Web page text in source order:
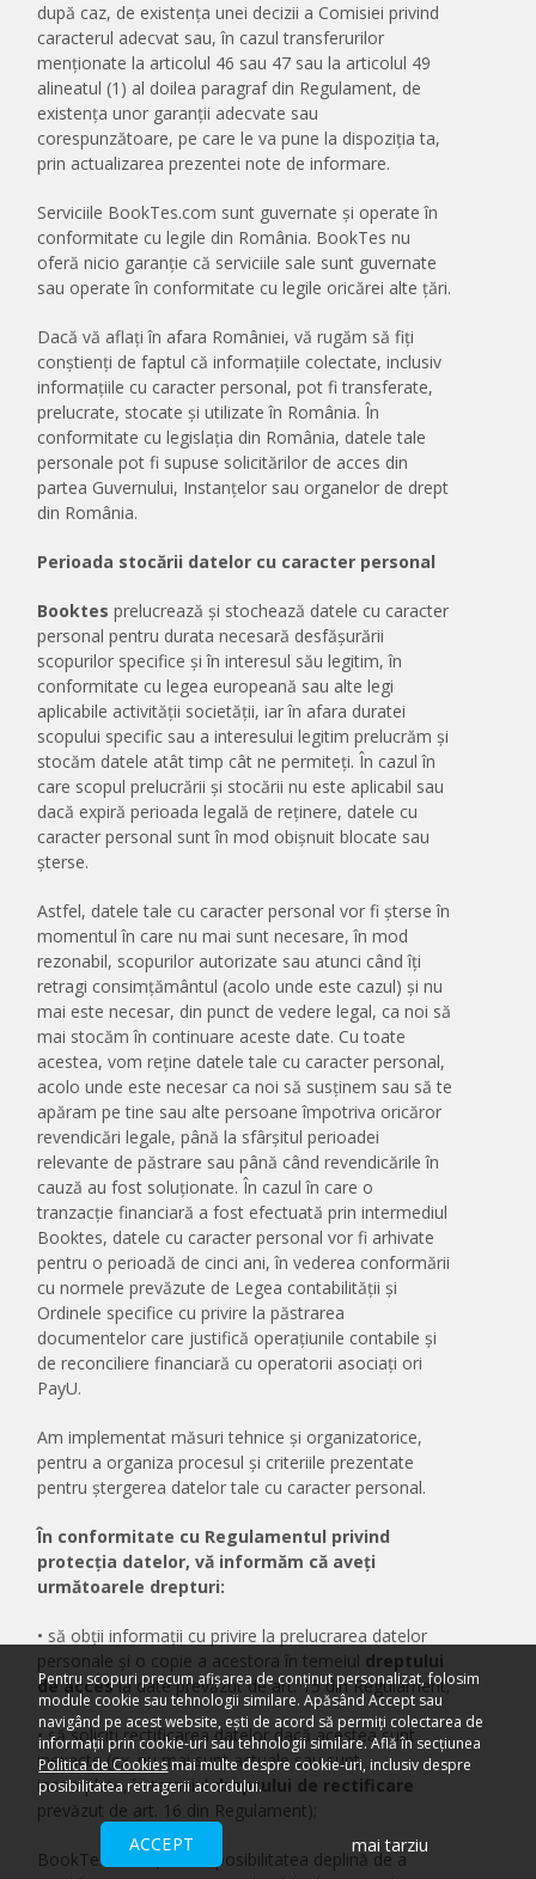
după caz, de existența unei decizii a Comisiei privind
caracterul adecvat sau, în cazul transferurilor
menționate la articolul 46 sau 47 sau la articolul 49
alineatul (1) al doilea paragraf din Regulament, de
existența unor garanții adecvate sau
corespunzătoare, pe care le va pune la dispoziția ta,
prin actualizarea prezentei note de informare.
Serviciile BookTes.com sunt guvernate și operate în
conformitate cu legile din România. BookTes nu
oferă nicio garanție că serviciile sale sunt guvernate
sau operate în conformitate cu legile oricărei alte țări.
Dacă vă aflați în afara României, vă rugăm să fiți
conștienți de faptul că informațiile colectate, inclusiv
informațiile cu caracter personal, pot fi transferate,
prelucrate, stocate și utilizate în România. În
conformitate cu legislația din România, datele tale
personale pot fi supuse solicitărilor de acces din
partea Guvernului, Instanțelor sau organelor de drept
din România.
Perioada stocării datelor cu caracter personal
Booktesprelucrează și stochează datele cu caracter
personal pentru durata necesară desfășurării
scopurilor specifice și în interesul său legitim, în
conformitate cu legea europeană sau alte legi
aplicabile activității societății, iar în afara duratei
scopului specific sau a interesului legitim prelucrăm și
stocăm datele atât timp cât ne permiteți. În cazul în
care scopul prelucrării și stocării nu este aplicabil sau
dacă expiră perioada legală de reținere, datele cu
caracter personal sunt în mod obișnuit blocate sau
șterse.
Astfel, datele tale cu caracter personal vor fi șterse în
momentul în care nu mai sunt necesare, în mod
rezonabil, scopurilor autorizate sau atunci când îți
retragi consimțământul (acolo unde este cazul) și nu
mai este necesar, din punct de vedere legal, ca noi să
mai stocăm în continuare aceste date. Cu toate
acestea, vom reține datele tale cu caracter personal,
acolo unde este necesar ca noi să susținem sau să te
apăram pe tine sau alte persoane împotriva oricăror
revendicări legale, până la sfârșitul perioadei
relevante de păstrare sau până când revendicările în
cauză au fost soluționate. În cazul în care o
tranzacție financiară a fost efectuată prin intermediul
Booktes, datele cu caracter personal vor fi arhivate
pentru o perioadă de cinci ani, în vederea conformării
cu normele prevăzute de Legea contabilității și
Ordinele specifice cu privire la păstrarea
documentelor care justifică operațiunile contabile și
de reconciliere financiară cu operatorii asociați ori
PayU.
Am implementat măsuri tehnice și organizatorice,
pentru a organiza procesul și criteriile prezentate
pentru ștergerea datelor tale cu caracter personal.
În conformitate cu Regulamentul privind
protecția datelor, vă informăm că aveți
următoarele drepturi:
• să obții informații cu privire la prelucrarea datelor
personale și o copie a acestora în temeiul dreptului
de accesla date prevăzut de art. 15 din Regulament;
• să soliciți rectificarea datelor dacă acestea sunt
inexacte (ex. nu mai sunt actuale sau sunt
incomplete, în temeiuldreptului de rectificare
prevăzut de art. 16 din Regulament);
BookTes.com îți oferă posibilitatea deplină de a
Pentru scopuri precum afișarea de conținut personalizat, folosim
module cookie sau tehnologii similare. Apăsând Accept sau
navigând pe acest website, ești de acord să permiți colectarea de
informații prin cookie-uri sau tehnologii similare. Află în secțiunea
Politica de Cookiesmai multe despre cookie-uri, inclusiv despre
posibilitatea retragerii acordului.
ACCEPT mai tarziu